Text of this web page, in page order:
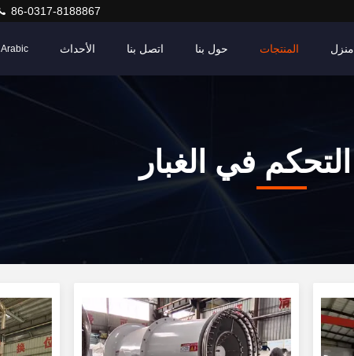
86-0317-8188867
منزل المنتجات حول بنا اتصل بنا الأحداث Arabic
في الغبار